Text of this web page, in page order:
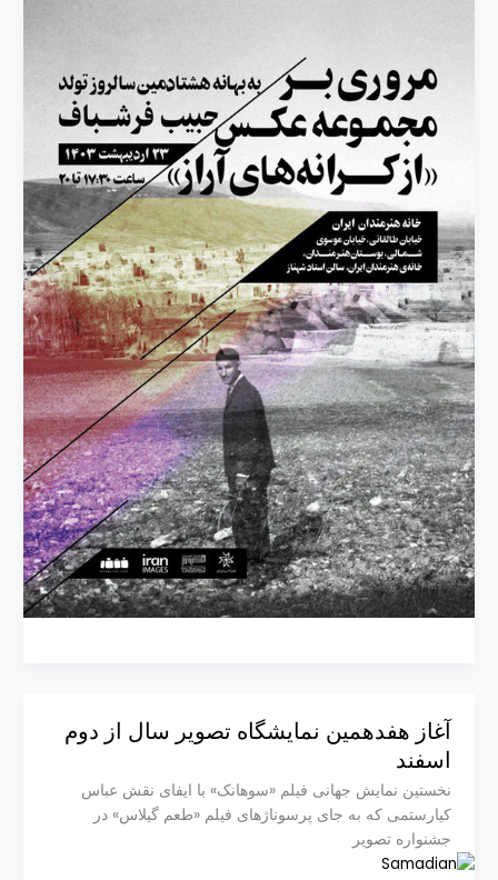
آغاز هفدهمین نمایشگاه تصویر سال از دوم
اسفند
نخستین نمایش جهانی فیلم «سوهانک» با ایفای نقش عباس
کیارستمی که به جای پرسوناژ‌های فیلم «طعم گیلاس» در
جشنواره تصویر